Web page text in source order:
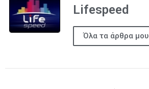
Lifespeed
Όλα τα άρθρα μου